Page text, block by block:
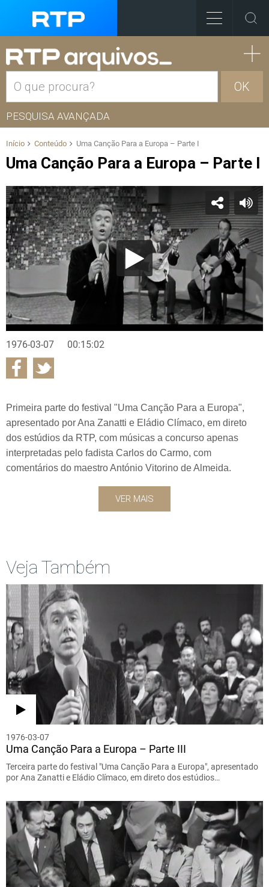
OK
PESQUISA AVANÇADA
Início Conteúdo Uma Canção Para a Europa – Parte I
Uma Canção Para a Europa – Parte I
1976-03-07 00:15:02
Primeira parte do festival "Uma Canção Para a Europa",
apresentado por Ana Zanatti e Eládio Clímaco, em direto
dos estúdios da RTP, com músicas a concurso apenas
interpretadas pelo fadista Carlos do Carmo, com
comentários do maestro António Vitorino de Almeida.
VER MAIS
Veja Também
1976-03-07
Uma Canção Para a Europa – Parte III
Terceira parte do festival "Uma Canção Para a Europa", apresentado
por Ana Zanatti e Eládio Clímaco, em direto dos estúdios…